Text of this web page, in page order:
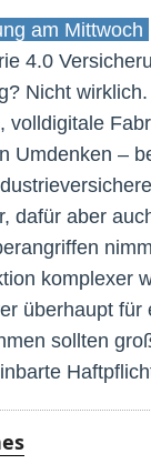
am Mittwoch
4.0
Nicht
volldigitale
Umdenken –
dafür aber
komplexer
überhaupt für
sollten